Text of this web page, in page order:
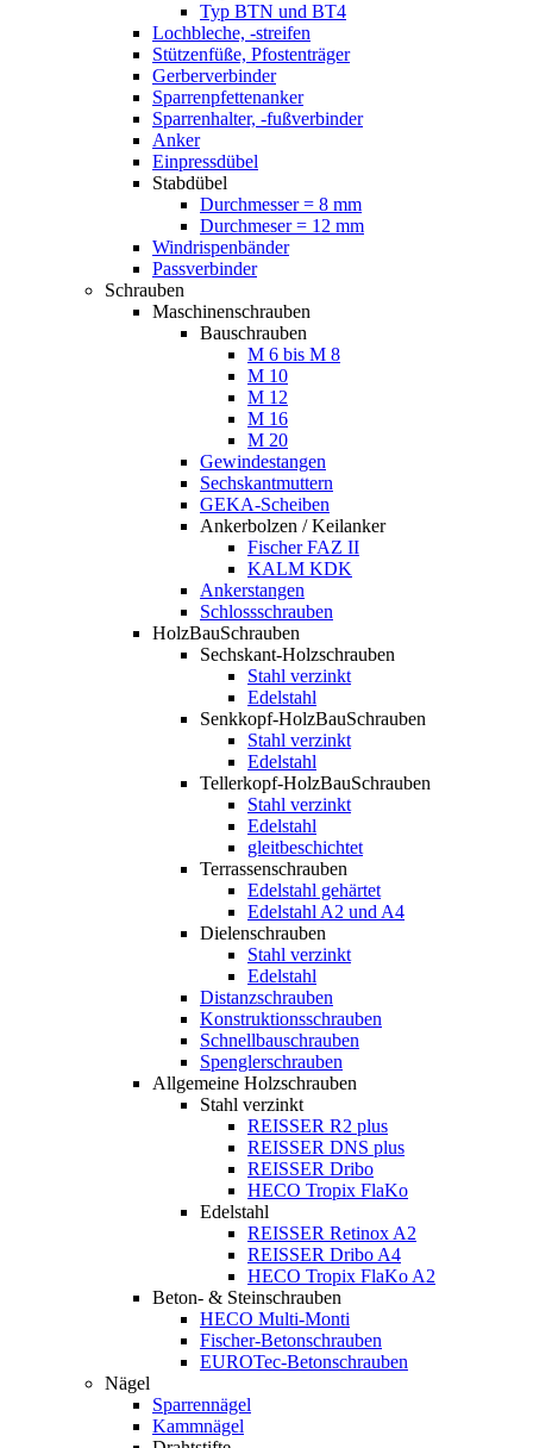
Typ BTN und BT4
Lochbleche, -streifen
Stützenfüße, Pfostenträger
Gerberverbinder
Sparrenpfettenanker
Sparrenhalter, -fußverbinder
Anker
Einpressdübel
Stabdübel
Durchmesser = 8 mm
Durchmeser = 12 mm
Windrispenbänder
Passverbinder
Schrauben
Maschinenschrauben
Bauschrauben
M 6 bis M 8
M 10
M 12
M 16
M 20
Gewindestangen
Sechskantmuttern
GEKA-Scheiben
Ankerbolzen / Keilanker
Fischer FAZ II
KALM KDK
Ankerstangen
Schlossschrauben
HolzBauSchrauben
Sechskant-Holzschrauben
Stahl verzinkt
Edelstahl
Senkkopf-HolzBauSchrauben
Stahl verzinkt
Edelstahl
Tellerkopf-HolzBauSchrauben
Stahl verzinkt
Edelstahl
gleitbeschichtet
Terrassenschrauben
Edelstahl gehärtet
Edelstahl A2 und A4
Dielenschrauben
Stahl verzinkt
Edelstahl
Distanzschrauben
Konstruktionsschrauben
Schnellbauschrauben
Spenglerschrauben
Allgemeine Holzschrauben
Stahl verzinkt
REISSER R2 plus
REISSER DNS plus
REISSER Dribo
HECO Tropix FlaKo
Edelstahl
REISSER Retinox A2
REISSER Dribo A4
HECO Tropix FlaKo A2
Beton- & Steinschrauben
HECO Multi-Monti
Fischer-Betonschrauben
EUROTec-Betonschrauben
Nägel
Sparrennägel
Kammnägel